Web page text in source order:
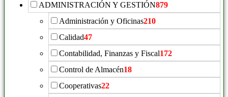
ADMINISTRACIÓN Y GESTIÓN879
Administración y Oficinas210
Calidad47
Contabilidad, Finanzas y Fiscal172
Control de Almacén18
Cooperativas22